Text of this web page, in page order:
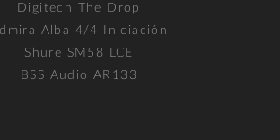
Digitech The Drop
Alba 4/4 Iniciación
Shure SM58 LCE
BSS Audio AR133